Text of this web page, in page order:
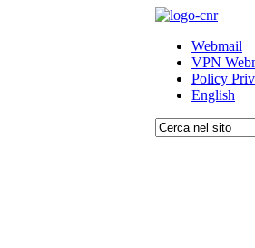
Webmail
VPN
Policy
English